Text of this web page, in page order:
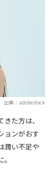
出典：adobestock
た方は、
ョンがおす
潤い不足や